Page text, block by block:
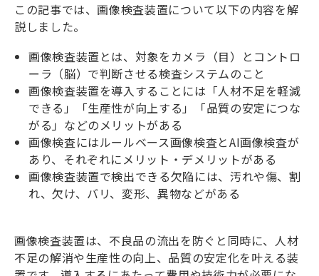
この記事では、画像検査装置について以下の内容を解
説しました。
画像検査装置とは、対象をカメラ（目）とコントロ
ーラ（脳）で判断させる検査システムのこと
画像検査装置を導入することには「人材不足を軽減
できる」「生産性が向上する」「品質の安定につな
がる」などのメリットがある
画像検査にはルールベース画像検査とAI画像検査が
あり、それぞれにメリット・デメリットがある
画像検査装置で検出できる欠陥には、汚れや傷、割
れ、欠け、バリ、変形、異物などがある
画像検査装置は、不良品の流出を防ぐと同時に、人材
不足の解消や生産性の向上、品質の安定化を叶える装